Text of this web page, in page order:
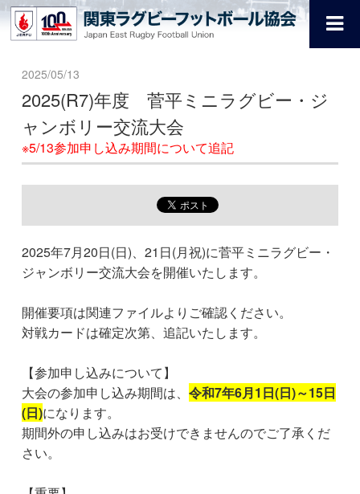
2025/05/13
2025(R7)年度 菅平ミニラグビー・ジ
ャンボリー交流大会
※5/13参加申し込み期間について追記
2025年7月20日(日)、21日(月祝)に菅平ミニラグビー・
ジャンボリー交流大会を開催いたします。
開催要項は関連ファイルよりご確認ください。
対戦カードは確定次第、追記いたします。
【参加申し込みについて】
大会の参加申し込み期間は、 令和7年6月1日(日)～15日
(日)になります。
期間外の申し込みはお受けできませんのでご了承くだ
さい。